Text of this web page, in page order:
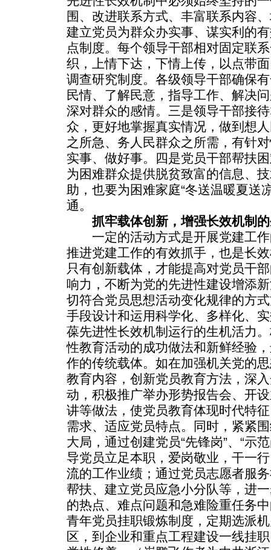
围、改进联系方式、丰富联系内容
建立党员为群众办实事、谋实利的
点制度。每个领导干部相对固定联
织，上情下达，下情上传，以点带
调查研究制度。各级领导干部确保
民情、了解民意，指导工作、解决
深对群众的感情。三是领导干部接
众，更好地掌握真实情况，做到想
之所急、务人民群众之所需，有针
实事、做好事。四是党员干部帮扶
为困难群众提供脱贫致富的信息、
助，也要为困难家庭“冬送温暖夏送
通。
抓牢载体创新，增强长效机制
一定的活动方式是开展党建工作
推进党建工作的有效抓手，也是长
只有创新载体，才能提高对党员干
响力，不断为党的先进性建设增添
切符合党员思想活动变化规律的方
手段设计和运用科学化、多样化、
葆先进性长效机制运行的生机活力
性教育活动的成功做法和新鲜经验
作的传统载体。如在加强机关党的
教育内容，创新党员教育方法，深
动，积极推广举办形势报告会、开
讲等做法，使党员教育体现时代特
需求、适应党员特点。同时，紧紧
大局，通过创建党员“先锋岗”、“示
导党员立足本职，爱岗敬业，干一
流的工作业绩；通过党员志愿者服
帮扶、建立党员应急小分队等，进
的热点、难点问题和急难险重任务
青年党员挂职锻炼制度，定期选派
区，到企业和重点工程建设一线挂